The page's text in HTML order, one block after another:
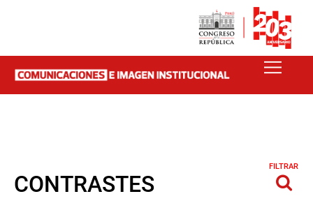
CONTRASTES
FILTRAR